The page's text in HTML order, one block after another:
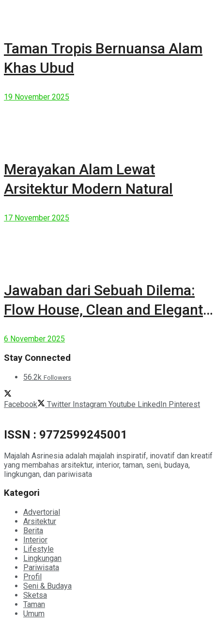
Taman Tropis Bernuansa Alam
Khas Ubud
19 November 2025
Merayakan Alam Lewat
Arsitektur Modern Natural
17 November 2025
Jawaban dari Sebuah Dilema:
Flow House, Clean and Elegant
6 November 2025
Stay Connected
56.2k Followers
Facebook Twitter Instagram Youtube LinkedIn Pinterest
ISSN : 9772599245001
Majalah Asrinesia adalah majalah inspiratif, inovatif dan kreatif
yang membahas arsitektur, interior, taman, seni, budaya,
lingkungan, dan pariwisata
Kategori
Advertorial
Arsitektur
Berita
Interior
Lifestyle
Lingkungan
Pariwisata
Profil
Seni & Budaya
Sketsa
Taman
Umum